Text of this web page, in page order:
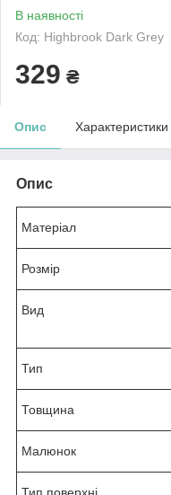
В наявності
Код: Highbrook Dark Grey
329 ₴
Опис Характеристики
Опис
Матеріал
Розмір
Вид
Тип
Товщина
Малюнок
Тип поверхні